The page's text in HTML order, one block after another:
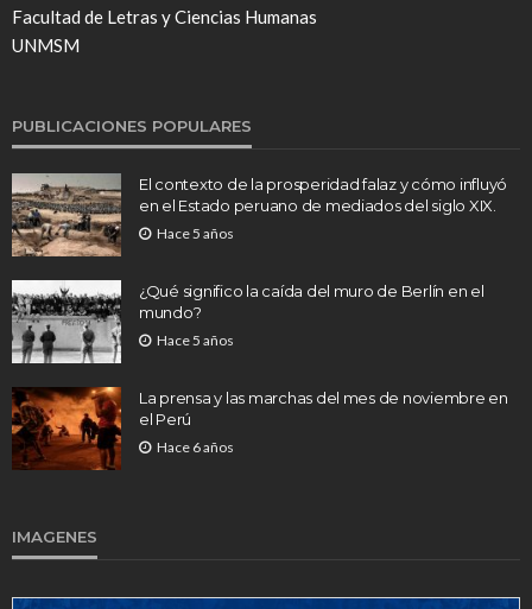
Facultad de Letras y Ciencias Humanas
UNMSM
PUBLICACIONES POPULARES
El contexto de la prosperidad falaz y cómo influyó
en el Estado peruano de mediados del siglo XIX.
Hace 5 años
¿Qué significo la caída del muro de Berlín en el
mundo?
Hace 5 años
La prensa y las marchas del mes de noviembre en
el Perú
Hace 6 años
IMAGENES